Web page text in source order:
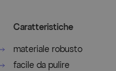
Caratteristiche
materiale robusto
facile da pulire